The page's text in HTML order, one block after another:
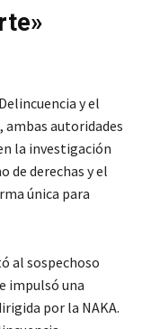
y el
autoridades
la investigación
de derechas y el
única para
al sospechoso
impulsó una
por la NAKA.